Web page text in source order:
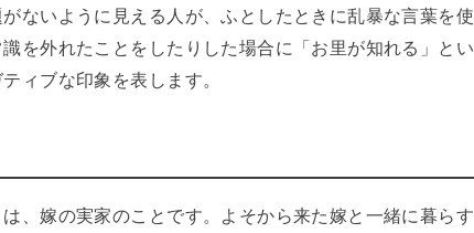
ないように見える人が、ふとしたときに乱暴な言葉を使
を外れたことをしたりした場合に「お里が知れる」とい
ィブな印象を表します。
、嫁の実家のことです。よそから来た嫁と一緒に暮らす